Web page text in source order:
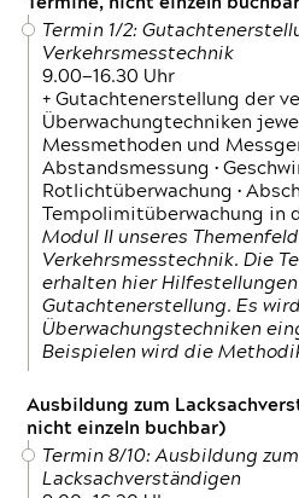
Termin 1/2:
Verkehrsmesstechnik
9.00—16.30 Uhr
+ Gutachtenerstellung der
Überwachungtechniken
Messmethoden und
Abstandsmessung •
Rotlichtüberwachung •
Tempolimitüberwachung in
Modul II unseres
Verkehrsmesstechnik. Die
erhalten hier Hilfestellungen
Gutachtenerstellung. Es
Überwachungstechniken
Beispielen wird die
Ausbildung zum
nicht einzeln buchbar)
Termin 8/10: Ausbildung zum
Lacksachverständigen